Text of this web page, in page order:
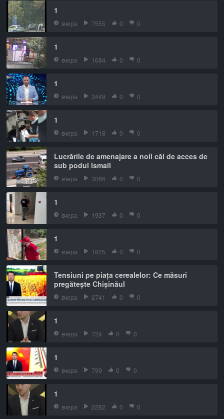
1
вчера 7555 0 0
1
вчера 1684 0 0
1
вчера 3449 0 0
1
вчера 1718 0 0
Lucrările de amenajare a noii căi de acces de
sub podul Ismail
вчера 3066 0 0
1
вчера 1937 0 0
1
вчера 1825 0 0
Tensiuni pe piața cerealelor: Ce măsuri
pregătește Chișinăul
вчера 2741 0 0
1
вчера 724 0 0
1
вчера 799 0 0
1
вчера 2282 0 0